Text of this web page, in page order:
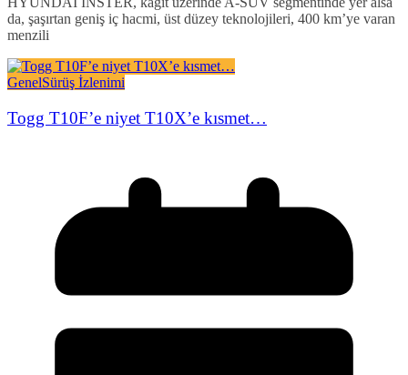
da, şaşırtan geniş iç hacmi, üst düzey teknolojileri, 400 km’ye varan
menzili
GenelSürüş İzlenimi
Togg T10F’e niyet T10X’e kısmet…